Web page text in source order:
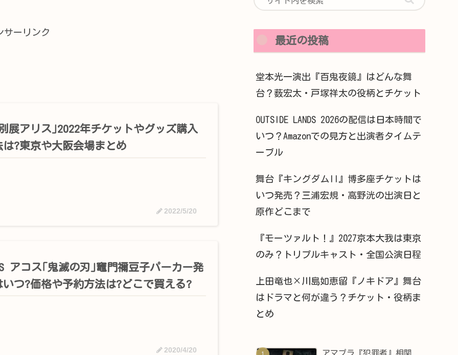
サーリンク
展アリス｣2022年チケットやグッズ購入
は?東京や大阪会場まとめ
2022/5/20
アコス｢鬼滅の刃｣竈門禰豆子パーカー発
いつ?価格や予約方法は?どこで買える?
2020/4/20
最近の投稿
堂本光一演出『百鬼夜鏡』はどんな舞
台？薮宏太・戸塚祥太の役柄とチケット
OUTSIDE LANDS 2026の配信は日本時間で
いつ？Amazonでの見方と出演者タイムテ
ーブル
舞台『キングダムII』博多座チケットは
いつ発売？三浦宏規・高野洸の出演日と
原作どこまで
『モーツァルト！』2027京本大我は東京
のみ？トリプルキャスト・全国公演日程
上田竜也×川島如恵留『ノキドア』舞台
はドラマと何が違う？チケット・役柄ま
とめ
アマプラ『犯罪者』相関